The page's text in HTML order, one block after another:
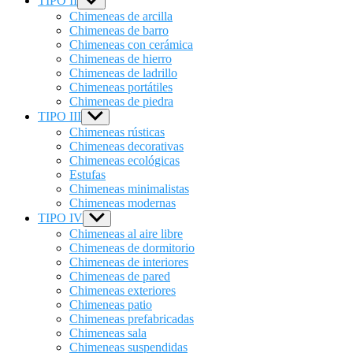
sub
menu
Chimeneas de arcilla
Chimeneas de barro
Chimeneas con cerámica
Chimeneas de hierro
Chimeneas de ladrillo
Chimeneas portátiles
Chimeneas de piedra
TIPO III Show
sub
menu
Chimeneas rústicas
Chimeneas decorativas
Chimeneas ecológicas
Estufas
Chimeneas minimalistas
Chimeneas modernas
TIPO IV Show
sub
menu
Chimeneas al aire libre
Chimeneas de dormitorio
Chimeneas de interiores
Chimeneas de pared
Chimeneas exteriores
Chimeneas patio
Chimeneas prefabricadas
Chimeneas sala
Chimeneas suspendidas